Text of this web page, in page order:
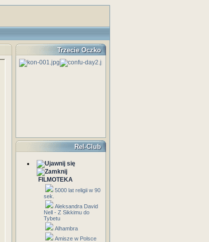
Trzecie Oczko
Rel-Club
FILMOTEKA
5000 lat religii w 90
sek.
Aleksandra David
Nell - Z Sikkimu do
Tybetu
Alhambra
Amisze w Polsce